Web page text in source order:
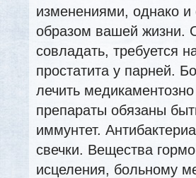
изменениями, однако и
образом вашей жизни.
совладать, требуется
простатита у парней.
лечить
препараты обязаны
иммунтет.
свечки. Вещества
исцеления, больному